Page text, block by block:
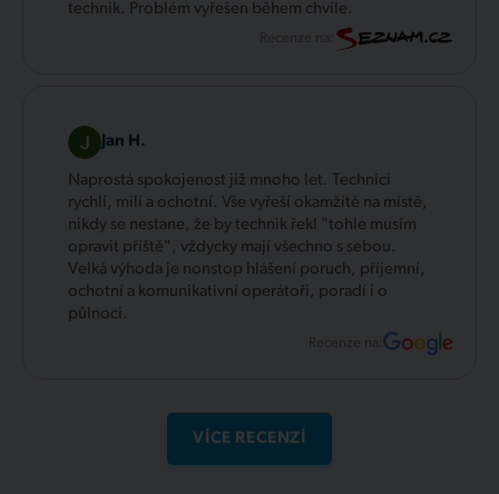
technik. Problém vyřešen během chvíle.
Jan H.
Naprostá spokojenost již mnoho let. Technici
rychlí, milí a ochotní. Vše vyřeší okamžitě na místě,
nikdy se nestane, že by technik řekl "tohle musím
opravit příště", vždycky mají všechno s sebou.
Velká výhoda je nonstop hlášení poruch, příjemní,
ochotní a komunikativní operátoři, poradí i o
půlnoci.
Recenze na:
VÍCE RECENZÍ